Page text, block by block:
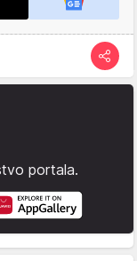
portala.